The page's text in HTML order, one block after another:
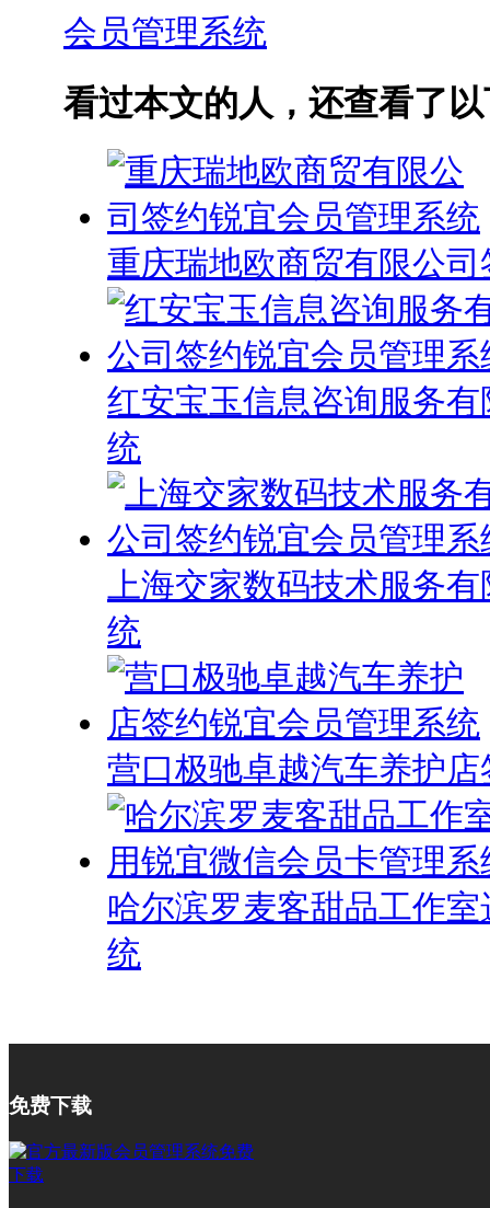
会员管理系统
看过本文的人，还查看了
重庆瑞地欧商贸有限公
红安宝玉信息咨询服务
统
上海交家数码技术服务
统
营口极驰卓越汽车养护
哈尔滨罗麦客甜品工作
统
免费下载